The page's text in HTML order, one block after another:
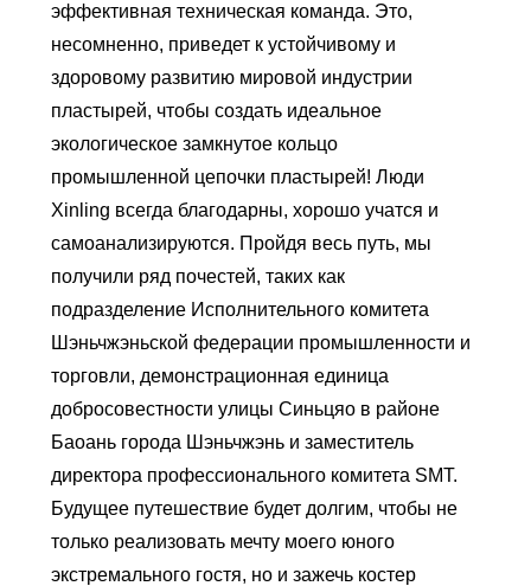
эффективная техническая команда. Это,
несомненно, приведет к устойчивому и
здоровому развитию мировой индустрии
пластырей, чтобы создать идеальное
экологическое замкнутое кольцо
промышленной цепочки пластырей! Люди
Xinling всегда благодарны, хорошо учатся и
самоанализируются. Пройдя весь путь, мы
получили ряд почестей, таких как
подразделение Исполнительного комитета
Шэньчжэньской федерации промышленности и
торговли, демонстрационная единица
добросовестности улицы Синьцяо в районе
Баоань города Шэньчжэнь и заместитель
директора профессионального комитета SMT.
Будущее путешествие будет долгим, чтобы не
только реализовать мечту моего юного
экстремального гостя, но и зажечь костер